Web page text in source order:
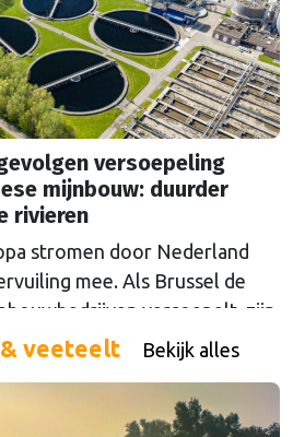
versoepeling
mijnbouw: duurder
rivieren
stromen door Nederland
mee. Als Brussel de
versoepelt, zijn
die dat
veeteelt Bekijk alles